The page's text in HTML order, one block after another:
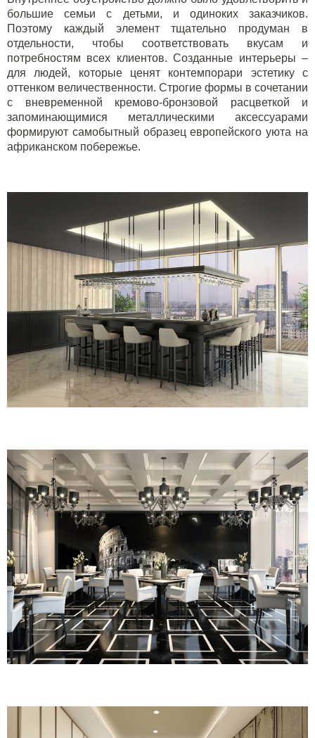
большие семьи с детьми, и одиноких заказчиков.
Поэтому каждый элемент тщательно продуман в
отдельности, чтобы соответствовать вкусам и
потребностям всех клиентов. Созданные интерьеры –
для людей, которые ценят контемпорари эстетику с
оттенком величественности. Строгие формы в сочетании
с вневременной кремово-бронзовой расцветкой и
запоминающимися металлическими аксессуарами
формируют самобытный образец европейского уюта на
африканском побережье.